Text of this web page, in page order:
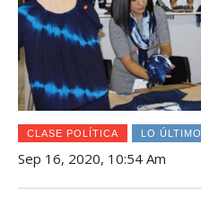
CLASE POLÍTICA LO ÚLTIMO
Sep 16, 2020, 10:54 Am